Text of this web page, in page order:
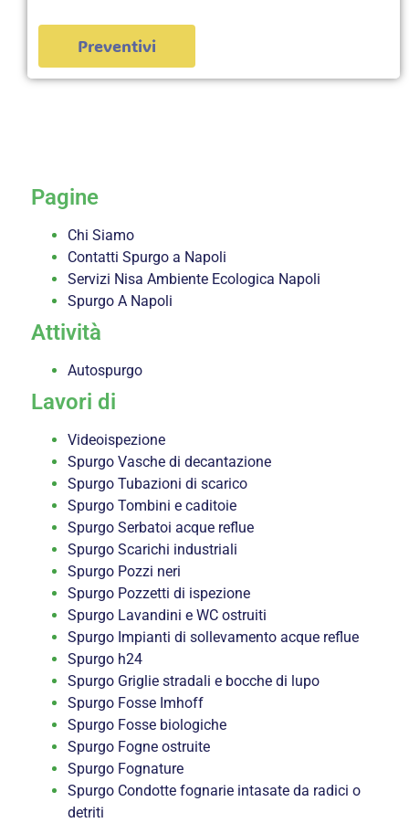
Preventivi
Pagine
Chi Siamo
Contatti Spurgo a Napoli
Servizi Nisa Ambiente Ecologica Napoli
Spurgo A Napoli
Attività
Autospurgo
Lavori di
Videoispezione
Spurgo Vasche di decantazione
Spurgo Tubazioni di scarico
Spurgo Tombini e caditoie
Spurgo Serbatoi acque reflue
Spurgo Scarichi industriali
Spurgo Pozzi neri
Spurgo Pozzetti di ispezione
Spurgo Lavandini e WC ostruiti
Spurgo Impianti di sollevamento acque reflue
Spurgo h24
Spurgo Griglie stradali e bocche di lupo
Spurgo Fosse Imhoff
Spurgo Fosse biologiche
Spurgo Fogne ostruite
Spurgo Fognature
Spurgo Condotte fognarie intasate da radici o
detriti